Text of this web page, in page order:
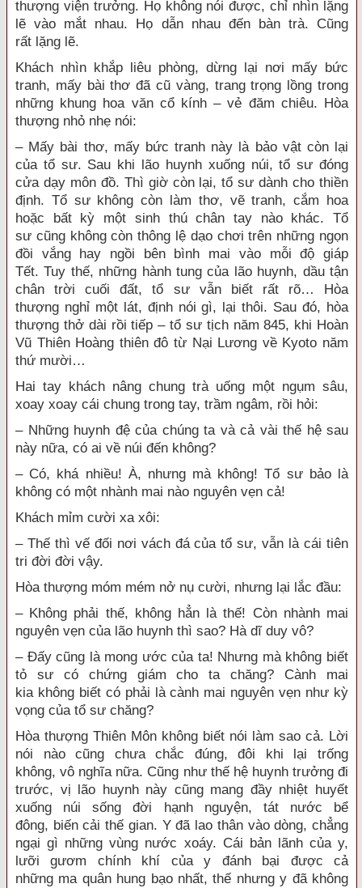
thượng viện trưởng. Họ không nói được, chỉ nhìn lặng
lẽ vào mắt nhau. Họ dẫn nhau đến bàn trà. Cũng
rất lặng lẽ.
Khách nhìn khắp liêu phòng, dừng lại nơi mấy bức
tranh, mấy bài thơ đã cũ vàng, trang trọng lồng trong
những khung hoa văn cổ kính – vẻ đăm chiêu. Hòa
thượng nhỏ nhẹ nói:
– Mấy bài thơ, mấy bức tranh này là bảo vậtcòn lại
của tổ sư. Sau khi lão huynh xuống núi,tổ sư đóng
cửadạy môn đồ. Thì giờcòn lại,tổ sư dành chothiền
định. Tổ sưkhông còn làm thơ, vẽ tranh, cắm hoa
hoặc bất kỳ một sinhthú chân tay nào khác.Tổ
sư cũng không cònthông lệ dạo chơi trên những ngọn
đồi vắng hay ngồi bên bình mai vào mỗi độ giáp
Tết.Tuy thế, những hành tung của lão huynh, dầu tận
chân trời cuối đất,tổ sưvẫn biết rất rõ… Hòa
thượng nghỉ một lát, định nói gì, lại thôi. Sau đó, hòa
thượng thở dài rồi tiếp –tổ sưtịch năm 845, khi Hoàn
Vũ Thiên Hoàng thiên đô từ Nại Lương về Kyoto năm
thứ mười…
Hai tay khách nâng chung trà uống một ngụm sâu,
xoay xoay cái chung trong tay, trầm ngâm, rồi hỏi:
– Những huynh đệcủa chúng tavà cả vài thế hệsau
này nữa, có ai về núi đến không?
– Có, khá nhiều! À, nhưng mà không!Tổ sưbảo là
không có một nhành mai nào nguyên vẹn cả!
Khách mỉm cười xa xôi:
– Thế thì vế đối nơi vách đá củatổ sư, vẫn là cáitiên
tri đời đời vậy.
Hòa thượng móm mém nở nụ cười, nhưng lại lắc đầu:
– Không phải thế, không hẳn là thế! Còn nhành mai
nguyên vẹn của lão huynh thì sao? Hà dĩ duy vô?
– Đấy cũng là mong ước của ta! Nhưng mà không biết
tỏ sư có chứng giám cho ta chăng? Cành mai
kiakhông biết có phải là cành mai nguyên vẹn như kỳ
vọng của tổ sư chăng?
Hòa thượng Thiên Môn không biết nói làm sao cả. Lời
nói nào cũng chưa chắc đúng, đôi khi lại trống
không,vô nghĩanữa. Cũng như thế hệhuynh trưởngđi
trước, vị lão huynh này cũng mang đầy nhiệt huyết
xuống núi sống đời hạnh nguyện, tát nước bể
đông, biến cải thế gian. Y đã lao thân vào dòng, chẳng
ngại gì những vùng nước xoáy. Cái bản lãnh của y,
lưỡi gươm chính khí của y đánh bại được cả
những ma quânhung bạo nhất, thế nhưng y đã không